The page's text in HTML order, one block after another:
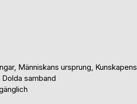
Människans ursprung, Kunskapens
samband